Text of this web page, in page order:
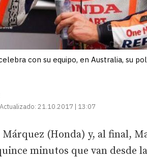
con su equipo, en Australia, su
Actualizado: 21.10.2017 | 13:07
(Honda) y, al final,
minutos que van desde